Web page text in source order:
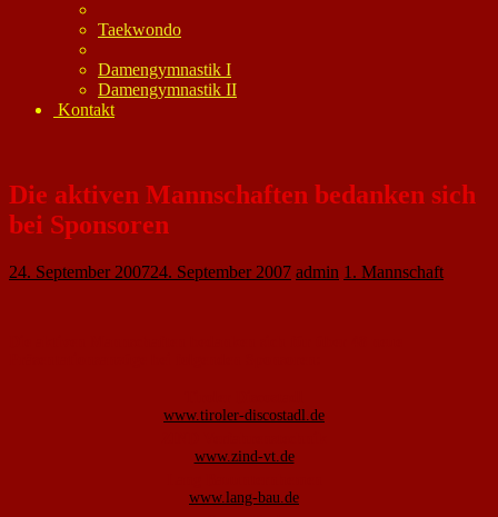
Taekwondo
Damengymnastik I
Damengymnastik II
Kontakt
Die aktiven Mannschaften bedanken sich
bei Sponsoren
24. September 200724. September 2007 admin 1. Mannschaft
www.tiroler-discostadl.de
www.zind-vt.de
www.lang-bau.de